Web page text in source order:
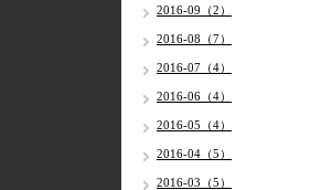
2016-09（2）
2016-08（7）
2016-07（4）
2016-06（4）
2016-05（4）
2016-04（5）
2016-03（5）